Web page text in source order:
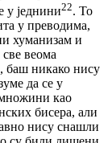
у једнини22. То
у преводима,
хуманизам и
све веома
баш никако нису
да се у
множини као
бисера, али
нису снашли